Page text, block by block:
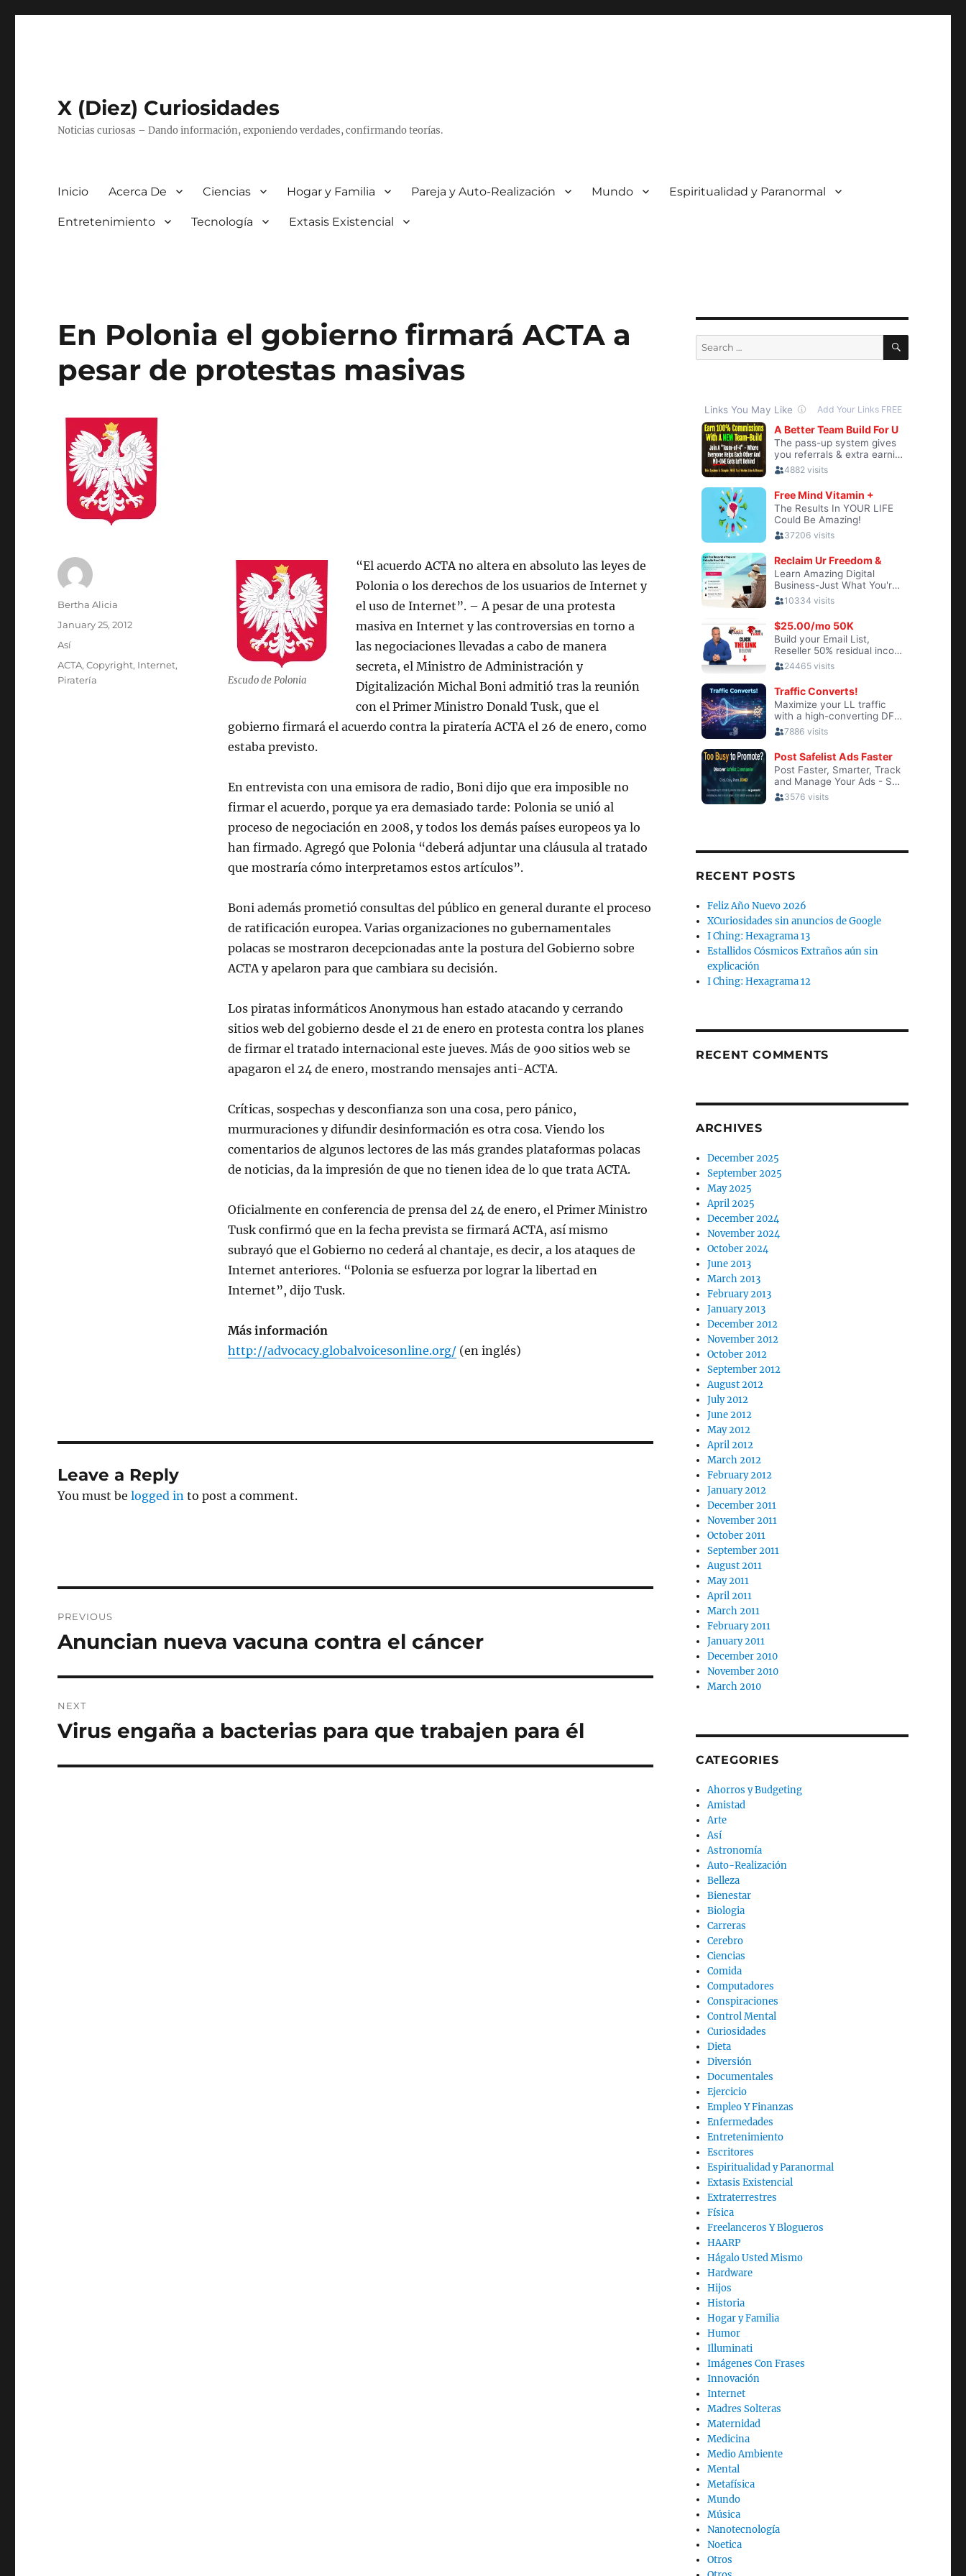
X (Diez) Curiosidades
Noticias curiosas – Dando información, exponiendo verdades, confirmando teorías.
Inicio Acerca De Ciencias Hogar y Familia Pareja y Auto-Realización Mundo Espiritualidad y Paranormal
Entretenimiento Tecnología Extasis Existencial
En Polonia el gobierno firmará ACTA a
pesar de protestas masivas
Escudo de Polonia
“El acuerdo ACTA no altera en absoluto las leyes de
Polonia o los derechos de los usuarios de Internet y
el uso de Internet”. – A pesar de una protesta
masiva en Internet y las controversias en torno a
las negociaciones llevadas a cabo de manera
secreta, el Ministro de Administración y
Digitalización Michal Boni admitió tras la reunión
con el Primer Ministro Donald Tusk, que el
gobierno firmará el acuerdo contra la piratería ACTA el 26 de enero, como
estaba previsto.
En entrevista con una emisora de radio, Boni dijo que era imposible no
firmar el acuerdo, porque ya era demasiado tarde: Polonia se unió al
proceso de negociación en 2008, y todos los demás países europeos ya lo
han firmado. Agregó que Polonia “deberá adjuntar una cláusula al tratado
que mostraría cómo interpretamos estos artículos”.
Boni además prometió consultas del público en general durante el proceso
de ratificación europea. Varias organizaciones no gubernamentales
polacas se mostraron decepcionadas ante la postura del Gobierno sobre
ACTA y apelaron para que cambiara su decisión.
Los piratas informáticos Anonymous han estado atacando y cerrando
sitios web del gobierno desde el 21 de enero en protesta contra los planes
de firmar el tratado internacional este jueves. Más de 900 sitios web se
apagaron el 24 de enero, mostrando mensajes anti-ACTA.
Críticas, sospechas y desconfianza son una cosa, pero pánico,
murmuraciones y difundir desinformación es otra cosa. Viendo los
comentarios de algunos lectores de las más grandes plataformas polacas
de noticias, da la impresión de que no tienen idea de lo que trata ACTA.
Oficialmente en conferencia de prensa del 24 de enero, el Primer Ministro
Tusk confirmó que en la fecha prevista se firmará ACTA, así mismo
subrayó que el Gobierno no cederá al chantaje, es decir, a los ataques de
Internet anteriores. “Polonia se esfuerza por lograr la libertad en
Internet”, dijo Tusk.
Más información
http://advocacy.globalvoicesonline.org/(en inglés)
Author
Bertha Alicia
Posted
January 25, 2012
Categories
Así
Tags
ACTA,Copyright, Internet,
Piratería
Leave a Reply
You must belogged in to post a comment.
navigation
PREVIOUS
Previous
Anuncian nueva vacuna contra el cáncer
NEXT
Next
Virus engaña a bacterias para que trabajen para él
Search
for:
SEARCH
RECENT POSTS
Feliz Año Nuevo 2026
XCuriosidades sin anuncios de Google
I Ching: Hexagrama 13
Estallidos Cósmicos Extraños aún sin
explicación
I Ching: Hexagrama 12
RECENT COMMENTS
ARCHIVES
December 2025
September 2025
May 2025
April 2025
December 2024
November 2024
October 2024
June 2013
March 2013
February 2013
January 2013
December 2012
November 2012
October 2012
September 2012
August 2012
July 2012
June 2012
May 2012
April 2012
March 2012
February 2012
January 2012
December 2011
November 2011
October 2011
September 2011
August 2011
May 2011
April 2011
March 2011
February 2011
January 2011
December 2010
November 2010
March 2010
CATEGORIES
Ahorros y Budgeting
Amistad
Arte
Así
Astronomía
Auto-Realización
Belleza
Bienestar
Biologia
Carreras
Cerebro
Ciencias
Comida
Computadores
Conspiraciones
Control Mental
Curiosidades
Dieta
Diversión
Documentales
Ejercicio
Empleo Y Finanzas
Enfermedades
Entretenimiento
Escritores
Espiritualidad y Paranormal
Extasis Existencial
Extraterrestres
Física
Freelanceros Y Blogueros
HAARP
Hágalo Usted Mismo
Hardware
Hijos
Historia
Hogar y Familia
Humor
Illuminati
Imágenes Con Frases
Innovación
Internet
Madres Solteras
Maternidad
Medicina
Medio Ambiente
Mental
Metafísica
Mundo
Música
Nanotecnología
Noetica
Otros